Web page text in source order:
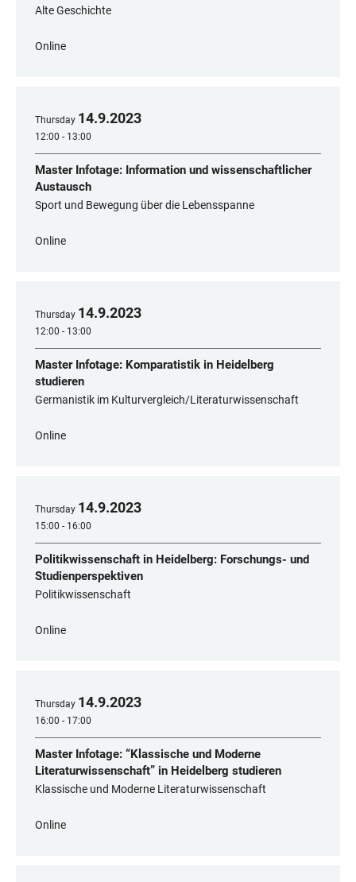
Alte Geschichte
Online
Thursday 14.9.2023
12:00 - 13:00
Master Infotage: Information und wissenschaftlicher
Austausch
Sport und Bewegung über die Lebensspanne
Online
Thursday 14.9.2023
12:00 - 13:00
Master Infotage: Komparatistik in Heidelberg
studieren
Germanistik im Kulturvergleich/Literaturwissenschaft
Online
Thursday 14.9.2023
15:00 - 16:00
Politikwissenschaft in Heidelberg: Forschungs- und
Studienperspektiven
Politikwissenschaft
Online
Thursday 14.9.2023
16:00 - 17:00
Master Infotage: “Klassische und Moderne
Literaturwissenschaft” in Heidelberg studieren
Klassische und Moderne Literaturwissenschaft
Online